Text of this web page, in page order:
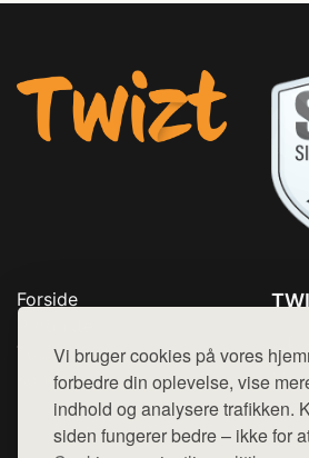
Vi bruger cookies på vores
forbedre din oplevelse, vise
indhold og analysere trafikken.
siden fungerer bedre – ikke for
Forside
Top Rabatter
Kontakt